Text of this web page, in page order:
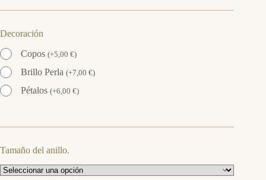
Decoración
Copos (+5,00 €)
Brillo Perla (+7,00 €)
Pétalos (+6,00 €)
Tamaño del anillo.